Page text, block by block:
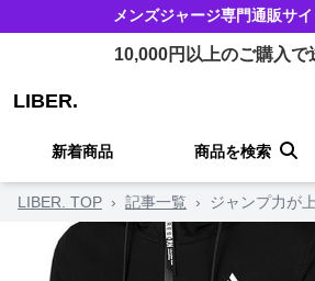
メンズジャージ専門通販サイ
10,000円以上のご購入で
LIBER.
新着商品 商品を検索
LIBER. TOP › 記事一覧 › ジャンプ力が